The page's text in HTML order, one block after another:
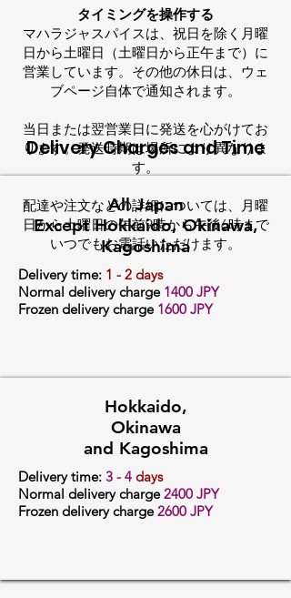
Delivery Charges and Time
All Japan
Except Hokkaido, Okinawa,
Kagoshima
Delivery time: 1 - 2 days
Normal delivery charge 1400 JPY
Frozen delivery charge 1600 JPY
Hokkaido,
Okinawa
and Kagoshima
Delivery time: 3 - 4 days
Normal delivery charge2400 JPY
Frozen delivery charge2600 JPY
タイミングを操作する
マハラジャスパイスは、祝日を除く月曜
日から土曜日（土曜日から正午まで）に
営業しています。その他の休日は、ウェ
ブページ自体で通知されます。
当日または翌営業日に発送を心がけてお
ります。発送時期は場所により異なりま
す。
配達や注文などの詳細については、月曜
日から土曜日の午前9時から午後6時まで
いつでもお電話いただけます。